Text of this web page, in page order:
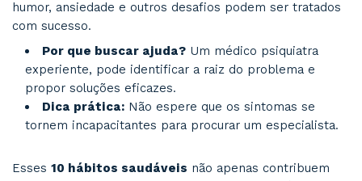
compromissos.
Benefício adicional: Uma estrutura
reduz a sobrecarga mental e melhora a
Em suma, pacientes entendem que organizar
gera melhorias significativas às práticas,